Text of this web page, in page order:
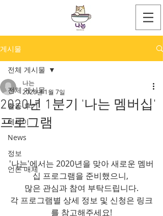
게시물
전체 게시물
활동 후기
에세이
News
정보
언론 매체
전체 게시물
2020년 1분기 '나는 멤버십'
프로그램
나는
2020년 1월 7일
'나는'에서는 2020년을 맞아 새로운 멤버
십 프로그램을 준비했으니,
많은 관심과 참여 부탁드립니다.
각 프로그램별 상세 정보 및 신청은 링크
를 참고해주세요!